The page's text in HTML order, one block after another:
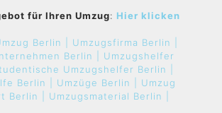
für Ihren Umzug: Hier klicken
Berlin |
Umzugsfirma Berlin |
Berlin | Umzugshelfer
Umzugshelfer Berlin |
Berlin | Umzüge Berlin | Umzug
Berlin | Umzugsmaterial Berlin |